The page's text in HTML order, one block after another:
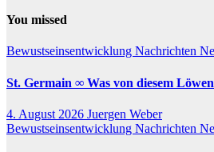
You missed
Bewustseinsentwicklung Nachrichten
St. Germain ∞ Was von diesem
4. August 2026 Juergen Weber
Bewustseinsentwicklung Nachrichten